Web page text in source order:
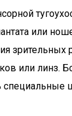
или
зрительных
или линз.